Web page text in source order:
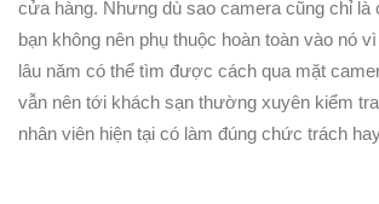
cửa hàng. Nhưng dù sao camera cũng chỉ là
bạn không nên phụ thuộc hoàn toàn vào nó
lâu năm có thể tìm được cách qua mặt
vẫn nên tới khách sạn thường xuyên kiểm
nhân viên hiện tại có làm đúng chức trách